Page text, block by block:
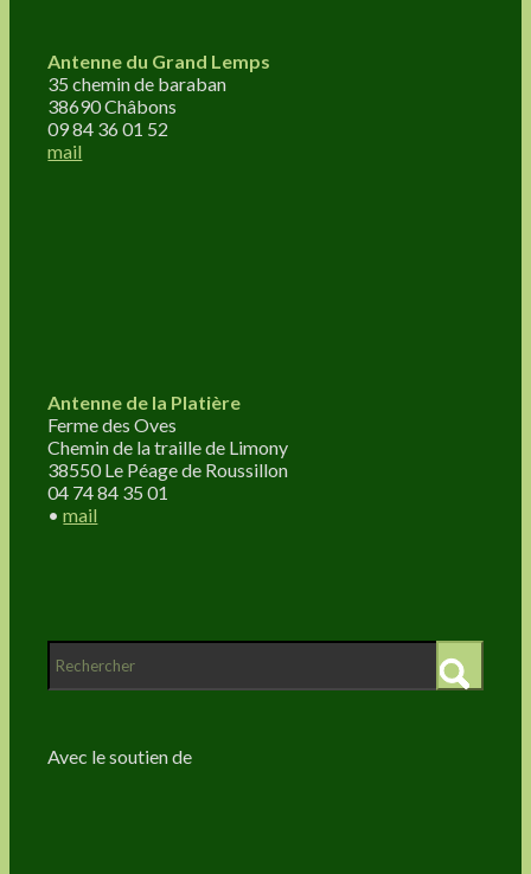
Antenne du Grand Lemps
35 chemin de baraban
38690 Châbons
09 84 36 01 52
mail
Antenne de la Platière
Ferme des Oves
Chemin de la traille de Limony
38550 Le Péage de Roussillon
04 74 84 35 01
•mail
Avec le soutien de